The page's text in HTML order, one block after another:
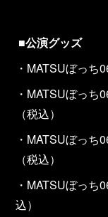
■公演グッズ
・MATSUぼっ
・MATSUぼっ
（税込）
・MATSUぼっ
（税込）
・MATSUぼっ
込）